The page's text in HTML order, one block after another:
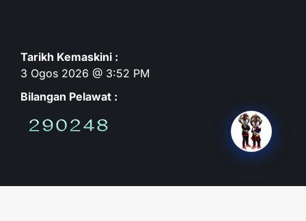
Tarikh Kemaskini :
3 Ogos 2026 @ 3:52 PM
Bilangan Pelawat :